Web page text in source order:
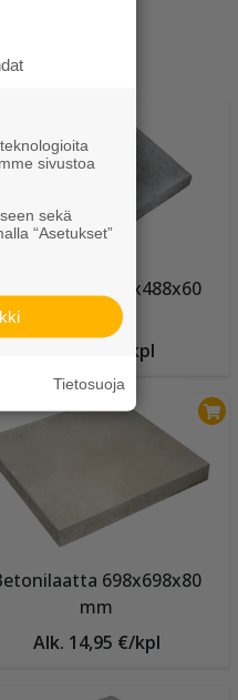
Betonilaatta 488x488x60
Alk. 7,15 €/kpl
698x698x80
mm
Alk. 14,95 €/kpl
sivustoa
sekä
“Asetukset”
Tietosuoja